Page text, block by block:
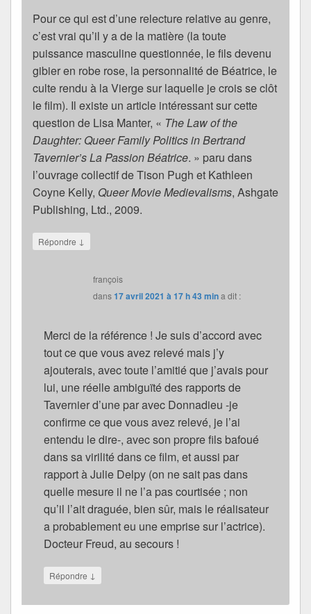
Pour ce qui est d’une relecture relative au genre,
c’est vrai qu’il y a de la matière (la toute
puissance masculine questionnée, le fils devenu
gibier en robe rose, la personnalité de Béatrice, le
culte rendu à la Vierge sur laquelle je crois se clôt
le film). Il existe un article intéressant sur cette
question de Lisa Manter, « The Law of the
Daughter: Queer Family Politics in Bertrand
Tavernier’s La Passion Béatrice. » paru dans
l’ouvrage collectif de Tison Pugh et Kathleen
Coyne Kelly, Queer Movie Medievalisms, Ashgate
Publishing, Ltd., 2009.
Répondre ↓
françois
dans17 avril 2021 à 17 h 43 mina dit :
Merci de la référence ! Je suis d’accord avec
tout ce que vous avez relevé mais j’y
ajouterais, avec toute l’amitié que j’avais pour
lui, une réelle ambiguïté des rapports de
Tavernier d’une par avec Donnadieu -je
confirme ce que vous avez relevé, je l’ai
entendu le dire-, avec son propre fils bafoué
dans sa virilité dans ce film, et aussi par
rapport à Julie Delpy (on ne sait pas dans
quelle mesure il ne l’a pas courtisée ; non
qu’il l’ait draguée, bien sûr, mais le réalisateur
a probablement eu une emprise sur l’actrice).
Docteur Freud, au secours !
Répondre ↓